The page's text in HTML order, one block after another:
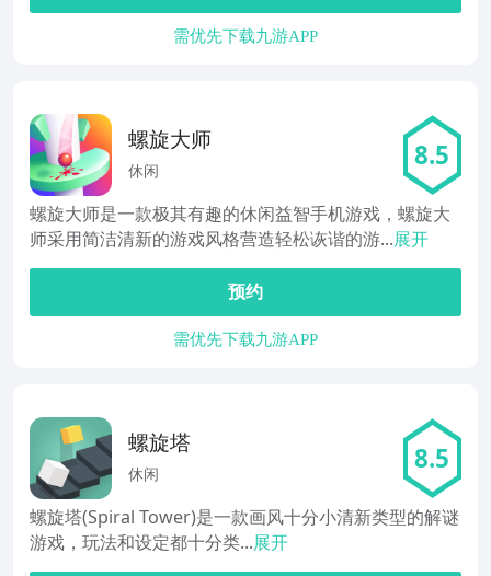
需优先下载九游APP
螺旋大师
休闲 8.5
螺旋大师是一款极其有趣的休闲益智手机游戏，螺旋大
师采用简洁清新的游戏风格营造轻松诙谐的游...展开
预约
需优先下载九游APP
螺旋塔
休闲 8.5
螺旋塔(Spiral Tower)是一款画风十分小清新类型的解谜
游戏，玩法和设定都十分类...展开